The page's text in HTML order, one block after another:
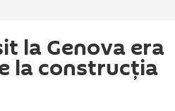
la Genova era
la construcția